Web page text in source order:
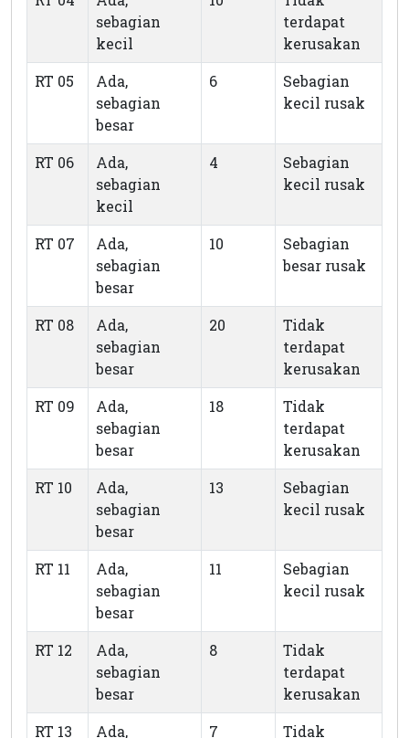
sebagian
kecil
terdapat
kerusakan
RT 05
Ada,
sebagian
besar
6
Sebagian
kecil rusak
RT 06
Ada,
sebagian
kecil
4
Sebagian
kecil rusak
RT 07
Ada,
sebagian
besar
10
Sebagian
besar rusak
RT 08
Ada,
sebagian
besar
20
Tidak
terdapat
kerusakan
RT 09
Ada,
sebagian
besar
18
Tidak
terdapat
kerusakan
RT 10
Ada,
sebagian
besar
13
Sebagian
kecil rusak
RT 11
Ada,
sebagian
besar
11
Sebagian
kecil rusak
RT 12
Ada,
sebagian
besar
8
Tidak
terdapat
kerusakan
RT 13
Ada,
7
Tidak